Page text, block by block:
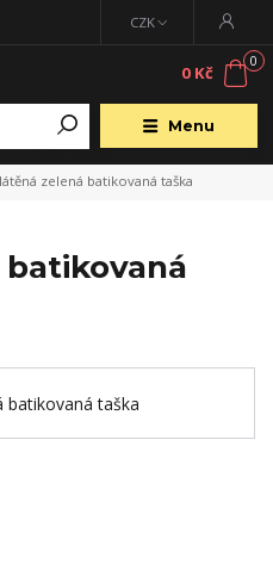
Menu
CZK
0
0 Kč
zelená batikovaná taška